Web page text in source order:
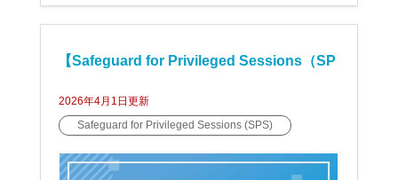
【Safeguard for Privileged Sessions（SP
S）】監査証跡のアーカイブとバックアップ
2026年4月1日更新
Safeguard for Privileged Sessions (SPS)